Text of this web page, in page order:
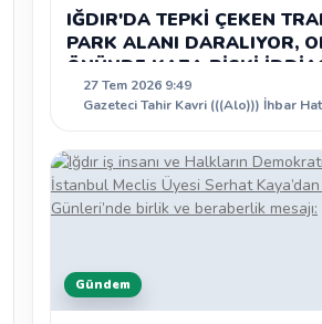
IĞDIR'DA TEPKİ ÇEKEN
PARK ALANI DARALIYOR,
ÖNÜNDE KAZA RİSKİ
VALİSİ NEREDE?
27 Tem 2026 9:49
Gazeteci Tahir Kavri (((Alo))) İhbar
Gündem